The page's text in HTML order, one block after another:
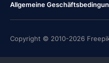
Allgemeine
Copyright © 2010-2026